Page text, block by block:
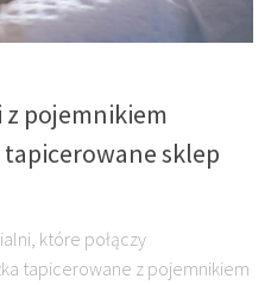
z pojemnikiem
sklep
które połączy
tapicerowane z pojemnikiem